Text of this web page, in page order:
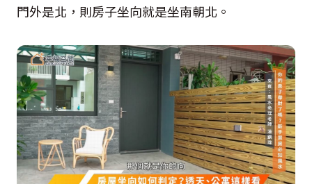
門外是北，則房子坐向就是坐南朝北。